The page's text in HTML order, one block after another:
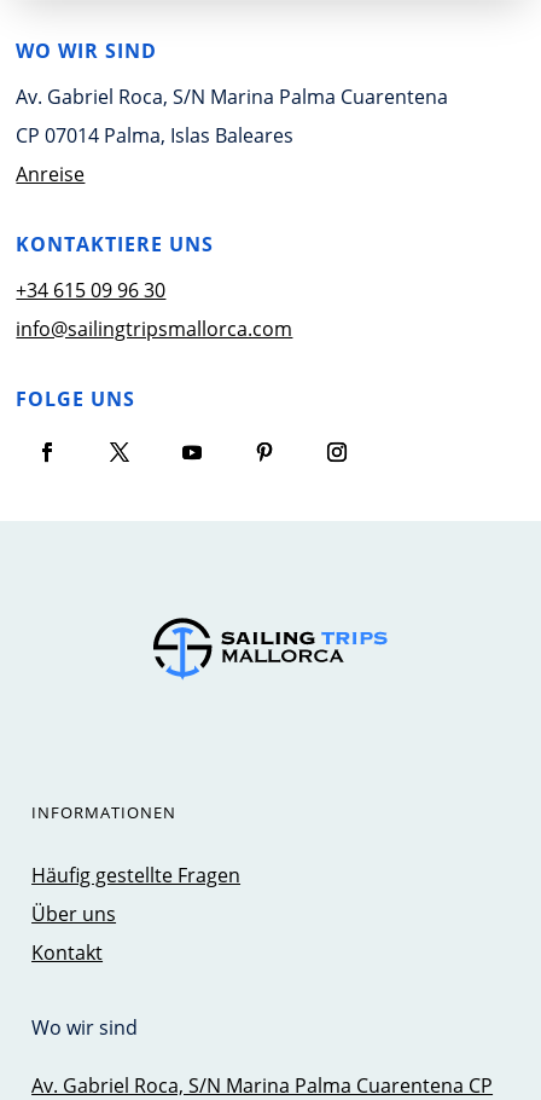
WO WIR SIND
Av. Gabriel Roca, S/N Marina Palma Cuarentena
CP 07014 Palma, Islas Baleares
Anreise
KONTAKTIERE UNS
+34 615 09 96 30
info@sailingtripsmallorca.com
FOLGE UNS
INFORMATIONEN
Häufig gestellte Fragen
Über uns
Kontakt
Wo wir sind
Av. Gabriel Roca, S/N Marina Palma Cuarentena CP